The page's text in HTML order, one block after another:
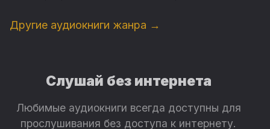
Другие аудиокниги жанра →
Слушай без интернета
Любимые аудиокниги всегда доступны для
прослушивания без доступа к интернету.